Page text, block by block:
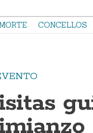
CONCELLOS